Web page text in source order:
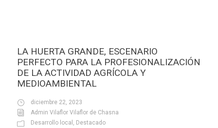
LA HUERTA GRANDE, ESCENARIO
PERFECTO PARA LA PROFESIONALIZACIÓN
DE LA ACTIVIDAD AGRÍCOLA Y
MEDIOAMBIENTAL
diciembre 22, 2023
Admin Vilaflor Vilaflor de Chasna
Desarrollo local , Destacado